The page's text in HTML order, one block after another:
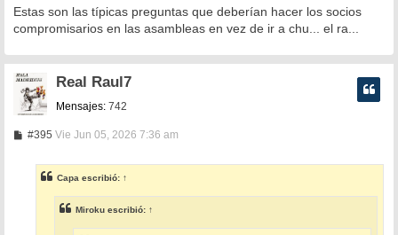
n
a
e
Estas son las típicas preguntas que deberían hacer los socios
compromisarios en las asambleas en vez de ir a chu... el ra...
Real Raul7
Mensajes:742
#395M
s
a
Vie Jun 05, 2026 7:36 am
Capa escribió: ↑
Miroku escribió: ↑